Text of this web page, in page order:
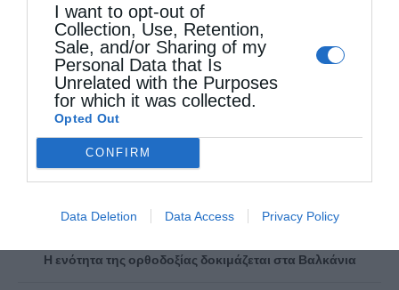
I want to opt-out of
Collection, Use, Retention,
Sale, and/or Sharing of my
Personal Data that Is
Unrelated with the Purposes
for which it was collected.
Opted Out
CONFIRM
Data Deletion Data Access Privacy Policy
ΌΡΟΣ ΤΖΙΤΖΙΚΏΣΤΑΣ
ΜΟΙΡΑΣΟΥ 0
Προηγούμενο άρθρο
νεοοθωμανικά χαρακτηριστικά
Η ενότητα της ορθοδοξίας δοκιμάζεται στα Βαλκάνια